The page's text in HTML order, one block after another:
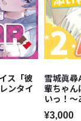
ス「彼
ンタイ
雪城眞尋
輩ちゃん
いっ！～
ASMR編
¥3,000